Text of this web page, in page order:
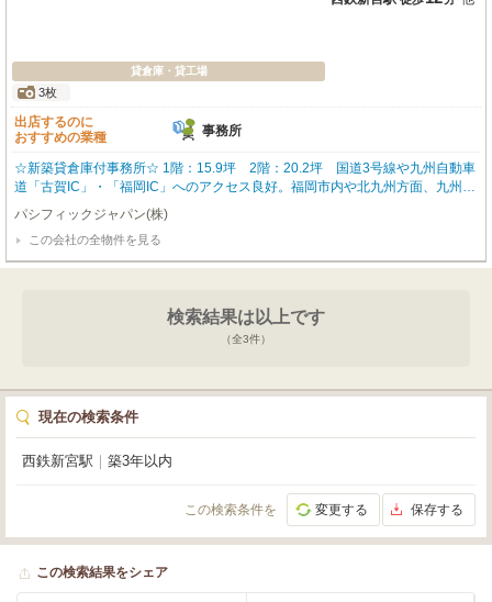
貸倉庫・貸工場
3枚
出店するのに
おすすめの業種
事務所
☆新築貸倉庫付事務所☆ 1階：15.9坪 2階：20.2坪 国道3号線や九州自動車
道「古賀IC」・「福岡IC」へのアクセス良好。福岡市内や北九州方面、九州全
域への配送・営業活動に最適なロケーションです。 お気軽にお問合せ下さ
い。同条件にて4号室も募集中です。
パシフィックジャパン(株)
この会社の全物件を見る
検索結果は以上です
（全3件）
現在の検索条件
西鉄新宮駅 築3年以内
この検索条件を 変更する 保存する
この検索結果をシェア